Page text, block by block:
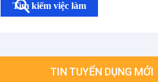
Tìm kiếm việc làm
TIN TUYỂN DỤNG MỚI